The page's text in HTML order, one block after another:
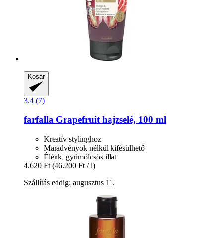
Kosár
3.4 (7)
farfalla Grapefruit hajzselé, 100 ml
Kreatív stylinghoz
Maradvényok nélkül kifésülhető
Élénk, gyümölcsös illat
4.620 Ft (46.200 Ft / l)
Szállítás eddig: augusztus 11.